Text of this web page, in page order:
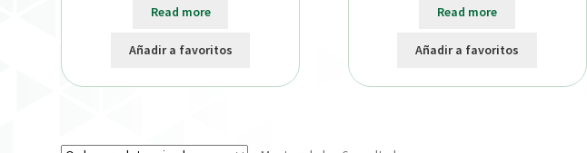
Read more
Añadir a favoritos
Read more
Añadir a favoritos